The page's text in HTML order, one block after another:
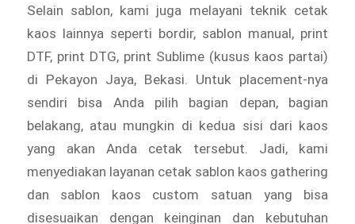
Selain sablon, kami juga melayani teknik cetak
kaos lainnya seperti bordir, sablon manual, print
DTF, print DTG, print Sublime (kusus kaos partai)
di Pekayon Jaya, Bekasi. Untuk placement-nya
sendiri bisa Anda pilih bagian depan, bagian
belakang, atau mungkin di kedua sisi dari kaos
yang akan Anda cetak tersebut. Jadi, kami
menyediakan layanan cetak sablon kaos gathering
dan sablon kaos custom satuan yang bisa
disesuaikan dengan keinginan dan kebutuhan